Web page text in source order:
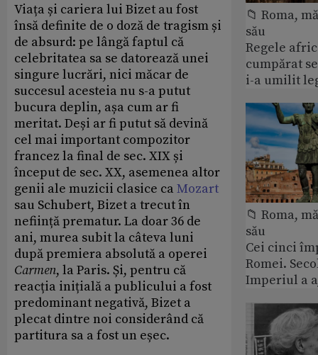
Viața și cariera lui Bizet au fost
însă definite de o doză de tragism și
de absurd: pe lângă faptul că
celebritatea sa se datorează unei
singure lucrări, nici măcar de
succesul acesteia nu s-a putut
bucura deplin, așa cum ar fi
meritat. Deși ar fi putut să devină
cel mai important compozitor
francez la final de sec. XIX și
început de sec. XX, asemenea altor
genii ale muzicii clasice ca Mozart
sau Schubert, Bizet a trecut în
neființă prematur. La doar 36 de
ani, murea subit la câteva luni
după premiera absolută a operei
Carmen, la Paris. Și, pentru că
reacția inițială a publicului a fost
predominant negativă, Bizet a
plecat dintre noi considerând că
partitura sa a fost un eșec.
📁 Roma,
său
Regele
cumpărat
i-a umilit
📁 Roma,
său
Cei cinci
Romei.
Imperiul a